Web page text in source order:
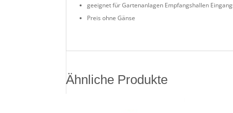
geeignet für Gartenanlagen Empfangshallen
Preis ohne Gänse
Ähnliche Produkte